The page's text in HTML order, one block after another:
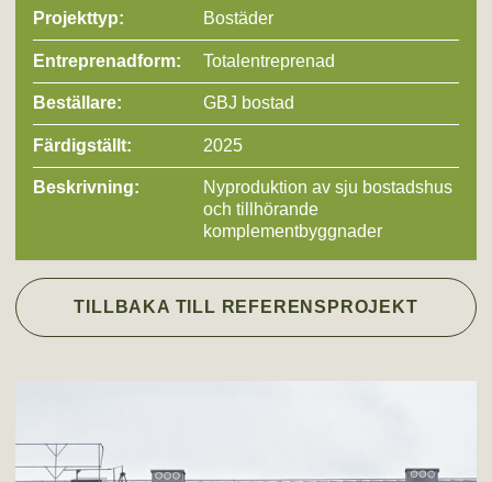
Projekttyp: Bostäder
Entreprenad­form: Totalentreprenad
Beställare: GBJ bostad
Färdigställt: 2025
Beskrivning:
Nyproduktion av sju bostadshus
och tillhörande
komplementbyggnader
TILLBAKA TILL REFERENSPROJEKT